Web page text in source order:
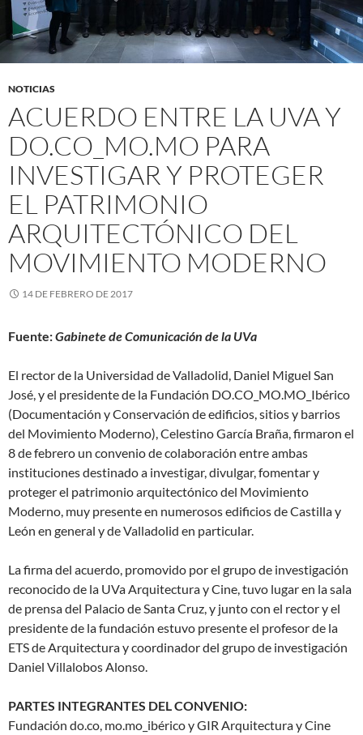
NOTICIAS
ACUERDO ENTRE LA UVA Y
DO.CO_MO.MO PARA
INVESTIGAR Y PROTEGER
EL PATRIMONIO
ARQUITECTÓNICO DEL
MOVIMIENTO MODERNO
14 DE FEBRERO DE 2017
Fuente:Gabinete de Comunicación de la UVa
El rector de la Universidad de Valladolid, Daniel Miguel San
José, y el presidente de la Fundación DO.CO_MO.MO_Ibérico
(Documentación y Conservación de edificios, sitios y barrios
del Movimiento Moderno), Celestino García Braña, firmaron el
8 de febrero un convenio de colaboración entre ambas
instituciones destinado a investigar, divulgar, fomentar y
proteger el patrimonio arquitectónico del Movimiento
Moderno, muy presente en numerosos edificios de Castilla y
León en general y de Valladolid en particular.
La firma del acuerdo, promovido por el grupo de investigación
reconocido de la UVa Arquitectura y Cine, tuvo lugar en la sala
de prensa del Palacio de Santa Cruz, y junto con el rector y el
presidente de la fundación estuvo presente el profesor de la
ETS de Arquitectura y coordinador del grupo de investigación
Daniel Villalobos Alonso.
PARTES INTEGRANTES DEL CONVENIO:
Fundación do.co, mo.mo_ibérico y GIR Arquitectura y Cine